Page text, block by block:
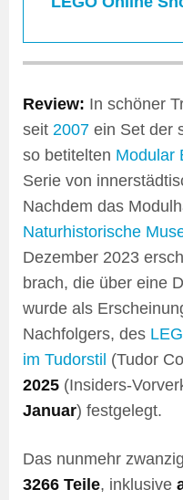
Review: In schöner
seit 2007 ein Set der
so betitelten Modular
Serie von
Nachdem das
Naturhistorische
Dezember 2023
brach, die über eine
wurde als
Nachfolgers, des
im Tudorstil (Tudor
2025 (Insiders-
Januar) festgelegt.
Das nunmehr
3266 Teile, inklusive